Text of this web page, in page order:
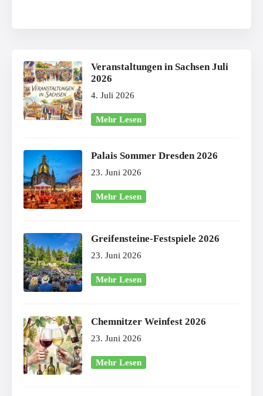
Veranstaltungen in Sachsen Juli
2026
4. Juli 2026
Mehr Lesen
Palais Sommer Dresden 2026
23. Juni 2026
Mehr Lesen
Greifensteine-Festspiele 2026
23. Juni 2026
Mehr Lesen
Chemnitzer Weinfest 2026
23. Juni 2026
Mehr Lesen